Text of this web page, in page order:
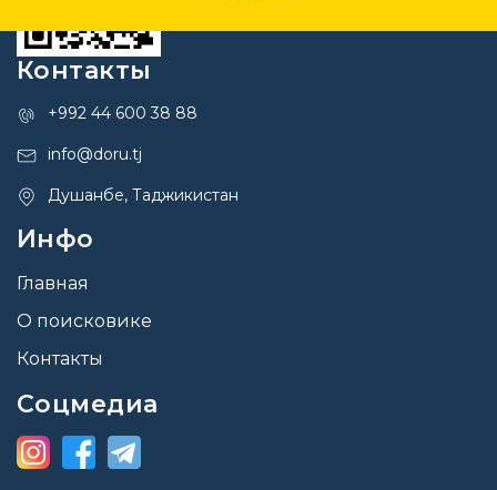
Контакты
+992 44 600 38 88
info@doru.tj
Душанбе, Таджикистан
Инфо
Главная
О поисковике
Контакты
Соцмедиа